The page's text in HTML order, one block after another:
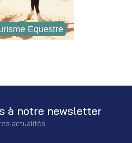
Equestre
à notre newsletter
actualités